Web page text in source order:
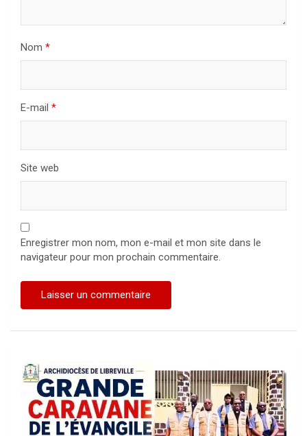
Nom *
E-mail *
Site web
Enregistrer mon nom, mon e-mail et mon site dans le
navigateur pour mon prochain commentaire.